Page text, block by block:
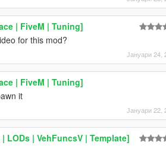
| FiveM | Tuning]
for this mod?
Јануари 24,
| FiveM | Tuning]
it
Јануари 22,
LODs | VehFuncsV | Template]